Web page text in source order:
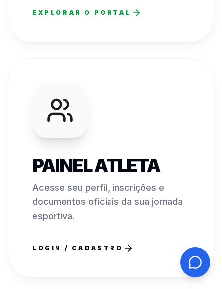
EXPLORAR O PORTAL
PAINEL ATLETA
Acesse seu perfil, inscrições e
documentos oficiais da sua jornada
esportiva.
LOGIN / CADASTRO